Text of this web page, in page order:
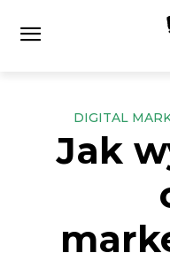
DIGITAL
Jak